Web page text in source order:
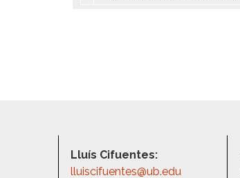
Lluís Cifuentes:
lluiscifuentes@ub.edu